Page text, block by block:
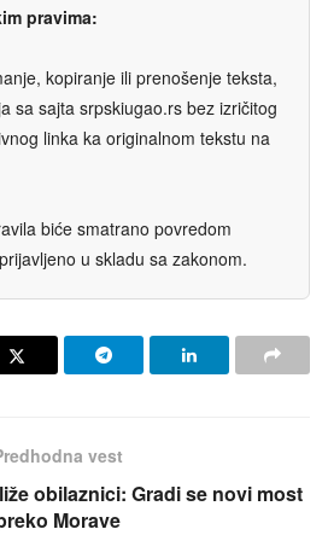
pravima:
kopiranje ili prenošenje teksta,
sa sajta srpskiugao.rs bez izričitog
linka ka originalnom tekstu na
biće smatrano povredom
u skladu sa zakonom.
vest
obilaznici: Gradi se novi most
Morave